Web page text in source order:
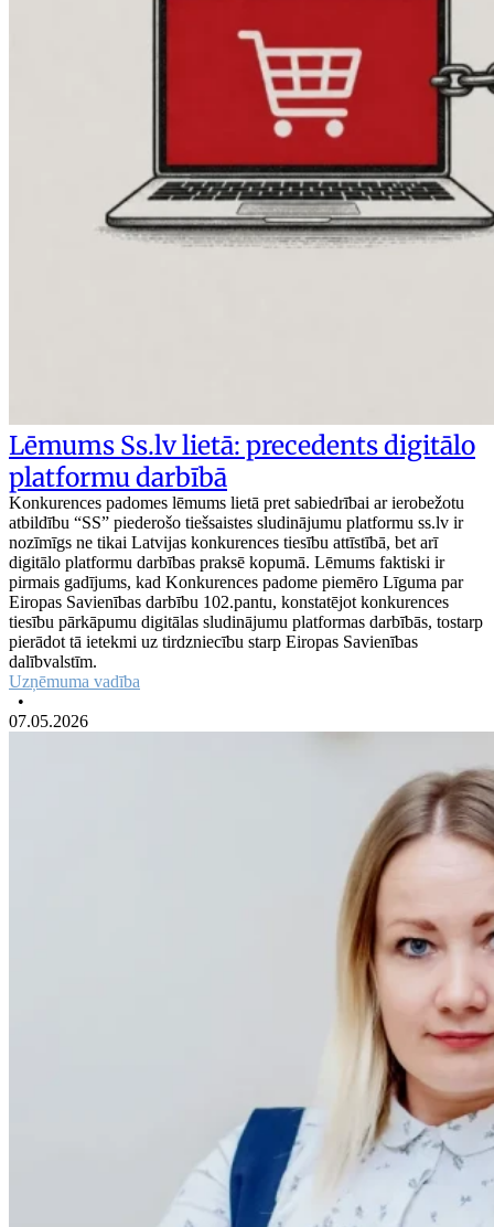
Lēmums Ss.lv lietā: precedents digitālo
platformu darbībā
Konkurences padomes lēmums lietā pret sabiedrībai ar ierobežotu
atbildību “SS” piederošo tiešsaistes sludinājumu platformu ss.lv ir
nozīmīgs ne tikai Latvijas konkurences tiesību attīstībā, bet arī
digitālo platformu darbības praksē kopumā. Lēmums faktiski ir
pirmais gadījums, kad Konkurences padome piemēro Līguma par
Eiropas Savienības darbību 102.pantu, konstatējot konkurences
tiesību pārkāpumu digitālas sludinājumu platformas darbībās, tostarp
pierādot tā ietekmi uz tirdzniecību starp Eiropas Savienības
dalībvalstīm.
Uzņēmuma vadība
•
07.05.2026